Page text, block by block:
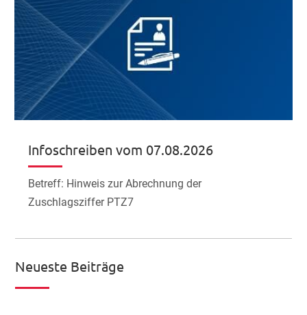
Infoschreiben vom 07.08.2026
Betreff: Hinweis zur Abrechnung der
Zuschlagsziffer PTZ7
Neueste Beiträge